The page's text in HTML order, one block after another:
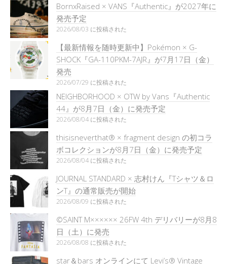
BornxRaised × VANS『Authentic』が2027年に
発売予定
2026/08/03 に投稿された
【最新情報を随時更新中】Pokémon × G-
SHOCK『GA-110PKM-7AJR』が7月17日（金）
発売
2026/07/29 に投稿された
NEIGHBORHOOD × OTW by Vans『Authentic
44』が8月7日（金）に発売予定
2026/08/04 に投稿された
thisisneverthat® × fragment design の初コラ
ボコレクションが8月7日（金）に発売予定
2026/08/04 に投稿された
JOURNAL STANDARD × 志村けん『Tシャツ＆ロ
ンT』の通常販売が開始
2026/08/09 に投稿された
©SAINT M×××××× 26FW 4th デリバリーが8月8
日（土）に発売
2026/08/08 に投稿された
star＆bars オンラインにて Levi’s® Vintage